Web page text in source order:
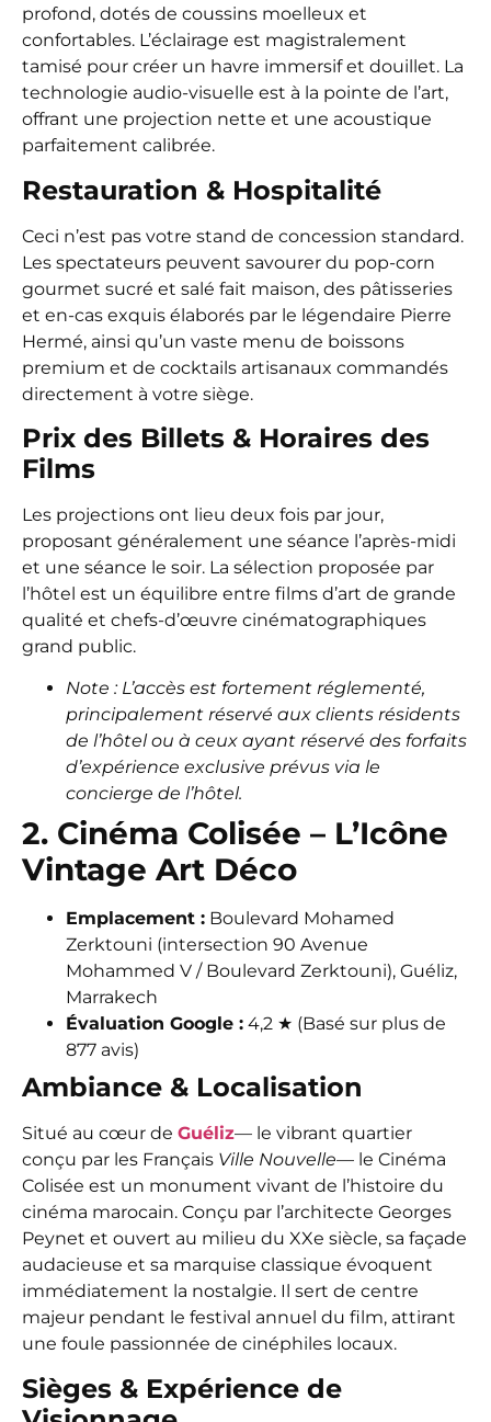
profond, dotés de coussins moelleux et
confortables. L’éclairage est magistralement
tamisé pour créer un havre immersif et douillet. La
technologie audio-visuelle est à la pointe de l’art,
offrant une projection nette et une acoustique
parfaitement calibrée.
Restauration & Hospitalité
Ceci n’est pas votre stand de concession standard.
Les spectateurs peuvent savourer du pop-corn
gourmet sucré et salé fait maison, des pâtisseries
et en-cas exquis élaborés par le légendaire Pierre
Hermé, ainsi qu’un vaste menu de boissons
premium et de cocktails artisanaux commandés
directement à votre siège.
Prix des Billets & Horaires des
Films
Les projections ont lieu deux fois par jour,
proposant généralement une séance l’après-midi
et une séance le soir. La sélection proposée par
l’hôtel est un équilibre entre films d’art de grande
qualité et chefs-d’œuvre cinématographiques
grand public.
Note : L’accès est fortement réglementé,
principalement réservé aux clients résidents
de l’hôtel ou à ceux ayant réservé des forfaits
d’expérience exclusive prévus via le
concierge de l’hôtel.
2. Cinéma Colisée – L’Icône
Vintage Art Déco
Emplacement : Boulevard Mohamed
Zerktouni (intersection 90 Avenue
Mohammed V / Boulevard Zerktouni), Guéliz,
Marrakech
Évaluation Google : 4,2 ★ (Basé sur plus de
877 avis)
Ambiance & Localisation
Situé au cœur de Guéliz— le vibrant quartier
conçu par les Français Ville Nouvelle— le Cinéma
Colisée est un monument vivant de l’histoire du
cinéma marocain. Conçu par l’architecte Georges
Peynet et ouvert au milieu du XXe siècle, sa façade
audacieuse et sa marquise classique évoquent
immédiatement la nostalgie. Il sert de centre
majeur pendant le festival annuel du film, attirant
une foule passionnée de cinéphiles locaux.
Sièges & Expérience de